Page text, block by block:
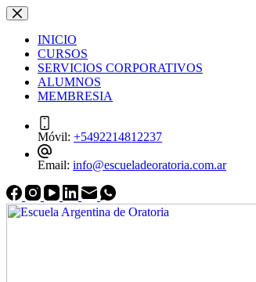
Saltar
contenido
Saltar
contenidoINICIO
CURSOS
SERVICIOS CORPORATIVOS
ALUMNOS
MEMBRESIA
Móvil: +5492214812237
Email: info@escueladeoratoria.com.ar